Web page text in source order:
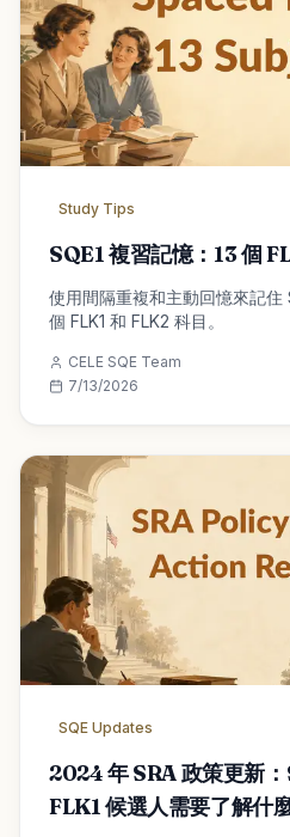
Study Tips
SQE1 複習記憶：13 個
使用間隔重複和主動回憶來記住
個 FLK1 和 FLK2 科目。
CELE SQE Team
7/13/2026
SQE Updates
2024 年 SRA 政策更新
FLK1 候選人需要了解什